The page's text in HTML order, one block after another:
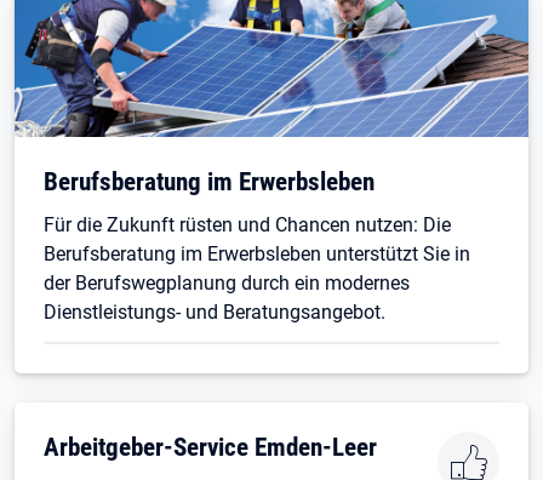
Berufsberatung im Erwerbsleben
Für die Zukunft rüsten und Chancen nutzen: Die
Berufsberatung im Erwerbsleben unterstützt Sie in
der Berufswegplanung durch ein modernes
Dienstleistungs- und Beratungsangebot.
Arbeitgeber-Service Emden-Leer